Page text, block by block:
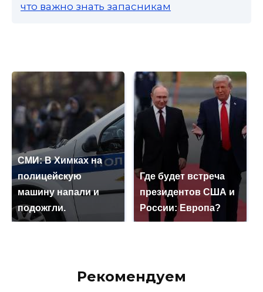
что важно знать запасникам
СМИ: В Химках на
полицейскую
машину напали и
подожгли.
Где будет встреча
президентов США и
России: Европа?
Рекомендуем